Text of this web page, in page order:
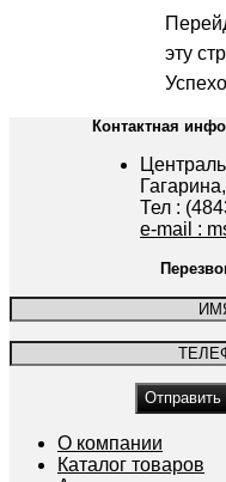
эту
Контактная
Тел :
e-mail :
О компании
Каталог товаров